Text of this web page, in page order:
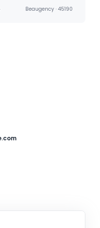
Beaugency · 45190